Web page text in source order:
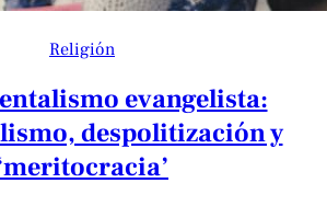
Religión
evangelista:
despolitización y